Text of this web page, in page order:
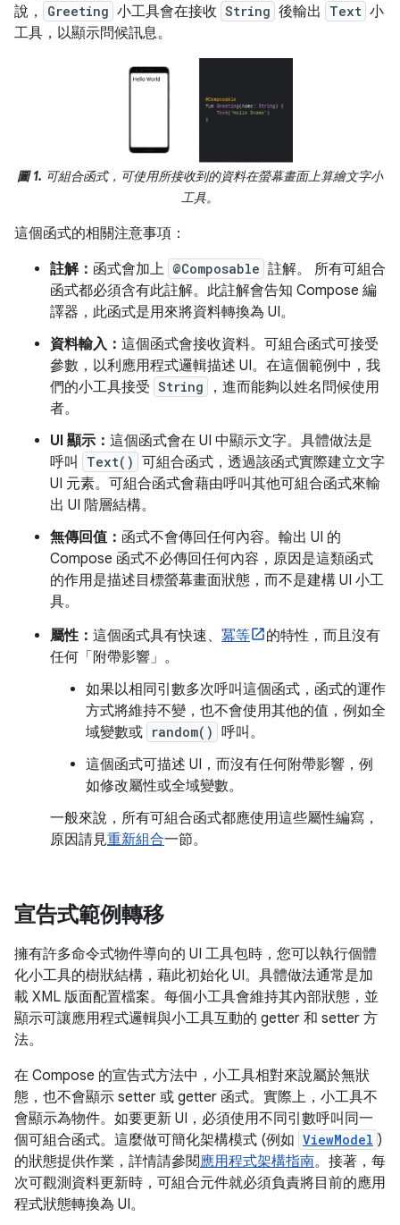
說，
Greeting 小工具會在接收 String 後輸出 Text 小
工具，以顯示問候訊息。
圖 1. 可組合函式，可使用所接收到的資料在螢幕畫面上算繪文字小
工具。
這個函式的相關注意事項：
註解： 函式會加上 @Composable 註解。 所有可組合
函式都必須含有此註解。此註解會告知 Compose 編
譯器，此函式是用來將資料轉換為 UI。
資料輸入： 這個函式會接收資料。可組合函式可接受
參數，以利應用程式邏輯描述 UI。在這個範例中，我
們的小工具接受 String
，進而能夠以姓名問候使用
者。
UI 顯示： 這個函式會在 UI 中顯示文字。具體做法是
呼叫
Text() 可組合函式，透過該函式實際建立文字
UI 元素。可組合函式會藉由呼叫其他可組合函式來輸
出 UI 階層結構。
無傳回值： 函式不會傳回任何內容。輸出 UI 的
Compose 函式不必傳回任何內容，原因是這類函式
的作用是描述目標螢幕畫面狀態，而不是建構 UI 小工
具。
屬性： 這個函式具有快速、 冪等
的特性，而且沒有
任何「附帶影響」 。
如果以相同引數多次呼叫這個函式，函式的運作
方式將維持不變，也不會使用其他的值，例如全
域變數或 random() 呼叫。
這個函式可描述 UI，而沒有任何附帶影響，例
如修改屬性或全域變數。
一般來說，所有可組合函式都應使用這些屬性編寫，
原因請見重新組合一節。
宣告式範例轉移
擁有許多命令式物件導向的 UI 工具包時，您可以執行個體
化小工具的樹狀結構，藉此初始化 UI。具體做法通常是加
載 XML 版面配置檔案。每個小工具會維持其內部狀態，並
顯示可讓應用程式邏輯與小工具互動的 getter 和 setter 方
法。
在 Compose 的宣告式方法中，小工具相對來說屬於無狀
態，也不會顯示 setter 或 getter 函式。實際上，小工具不
會顯示為物件。如要更新 UI，必須使用不同引數呼叫同一
個可組合函式。這麼做可簡化架構模式 (例如 ViewModel )
的狀態提供作業，詳情請參閱應用程式架構指南。接著，每
次可觀測資料更新時，可組合元件就必須負責將目前的應用
程式狀態轉換為 UI。